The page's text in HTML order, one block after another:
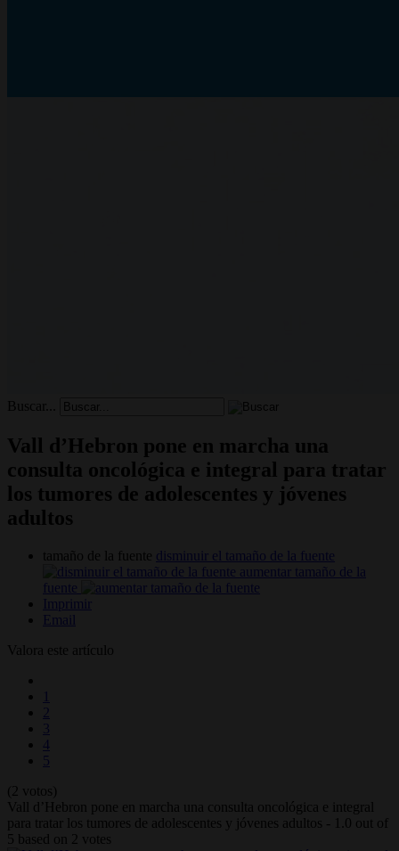
Buscar...
Vall d’Hebron pone en marcha una
consulta oncológica e integral para tratar
los tumores de adolescentes y jóvenes
adultos
tamaño de la fuente disminuir el tamaño de la fuente
aumentar tamaño de la
fuente
Imprimir
Email
Valora este artículo
1
2
3
4
5
(2 votos)
Vall d’Hebron pone en marcha una consulta oncológica e integral
para tratar los tumores de adolescentes y jóvenes adultos - 1.0 out of
5 based on 2 votes